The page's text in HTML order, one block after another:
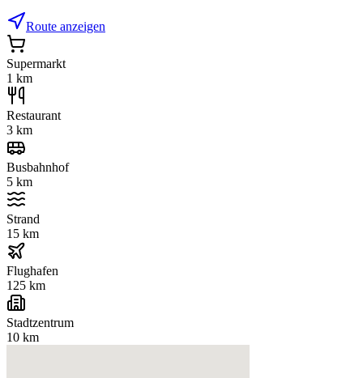
Route anzeigen
Supermarkt
1 km
Restaurant
3 km
Busbahnhof
5 km
Strand
15 km
Flughafen
125 km
Stadtzentrum
10 km